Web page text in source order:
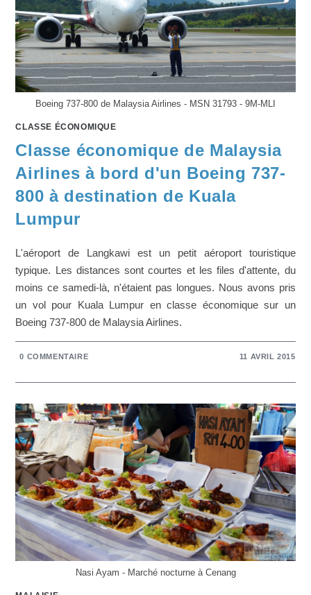
Boeing 737-800 de Malaysia Airlines - MSN 31793 - 9M-MLI
CLASSE ÉCONOMIQUE
Classe économique de Malaysia
Airlines à bord d'un Boeing 737-
800 à destination de Kuala
Lumpur
L'aéroport de Langkawi est un petit aéroport touristique
typique. Les distances sont courtes et les files d'attente, du
moins ce samedi-là, n'étaient pas longues. Nous avons pris
un vol pour Kuala Lumpur en classe économique sur un
Boeing 737-800 de Malaysia Airlines.
0 COMMENTAIRE 11 AVRIL 2015
Nasi Ayam - Marché nocturne à Cenang